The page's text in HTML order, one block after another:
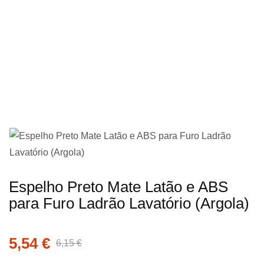
para
o
da
Espelho Preto Mate Latão e ABS
para Furo Ladrão Lavatório (Argola)
5,54 € 6,15 €